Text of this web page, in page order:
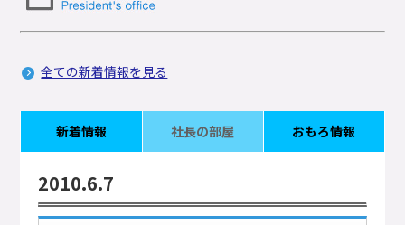
全ての新着情報を見る
新着情報 社長の部屋 おもろ情報
2010.6.7